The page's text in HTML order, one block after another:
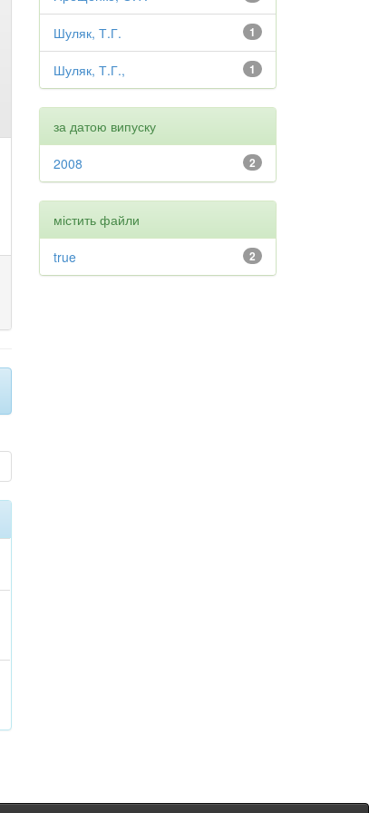
1
Шуляк, Т.Г.
1
Шуляк, Т.Г.,
за датою випуску
2
2008
містить файли
2
true